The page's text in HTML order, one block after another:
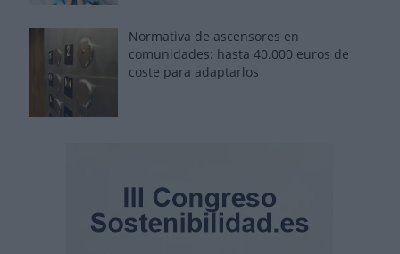
Normativa de ascensores en
comunidades: hasta 40.000 euros de
coste para adaptarlos